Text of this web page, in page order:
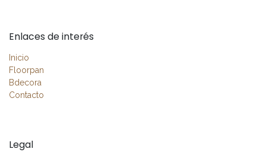
Enlaces de interés
Inicio
Floorpan
Bdecora
Contacto
Legal